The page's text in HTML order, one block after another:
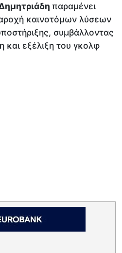
παραμένει
καινοτόμων λύσεων
συμβάλλοντας
και εξέλιξη του γκολφ